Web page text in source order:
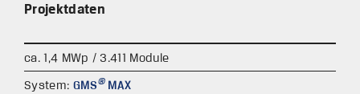
Projektdaten
ca. 1,4 MWp / 3.411 Module
System: GMS®MAX